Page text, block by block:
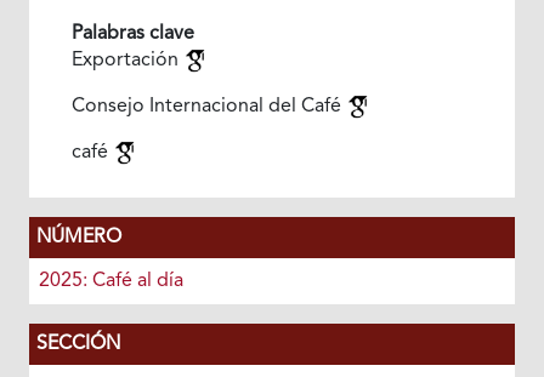
Palabras clave
Exportación
Consejo Internacional del Café
café
NÚMERO
2025: Café al día
SECCIÓN